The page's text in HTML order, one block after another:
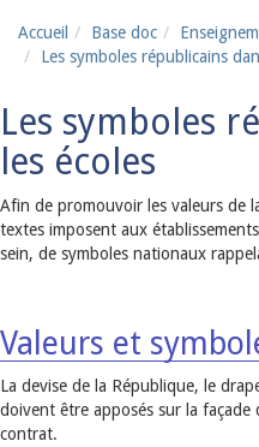
Accueil Base doc
Les symboles républicains
Les symboles
les écoles
Afin de promouvoir les valeurs de
textes imposent aux
sein, de symboles nationaux
Valeurs et
La devise de la République, le
doivent être apposés sur la façade
contrat.